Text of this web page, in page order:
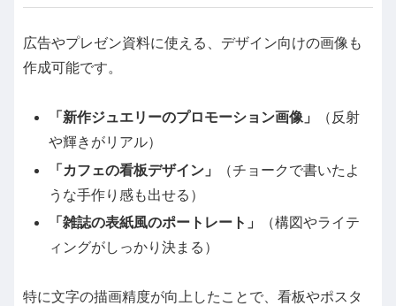
広告やプレゼン資料に使える、デザイン向けの画像も
作成可能です。
「新作ジュエリーのプロモーション画像」
（反射
や輝きがリアル）
「カフェの看板デザイン」
（チョークで書いたよ
うな手作り感も出せる）
「雑誌の表紙風のポートレート」
（構図やライテ
ィングがしっかり決まる）
特に文字の描画精度が向上したことで、看板やポスタ